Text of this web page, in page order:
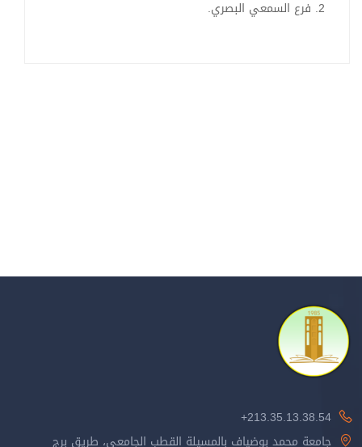
2. فرع السمعي البصري.
213.35.13.38.54+
جامعة محمد بوضياف بالمسيلة القطب الجامعي، طريق برج